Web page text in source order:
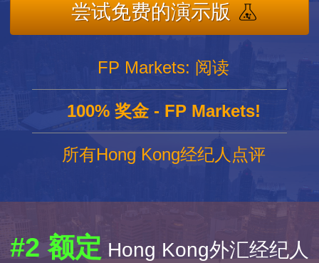
尝试免费的演示版
FP Markets: 阅读
100% 奖金 - FP Markets!
所有Hong Kong经纪人点评
#2 额定 Hong Kong外汇经纪人